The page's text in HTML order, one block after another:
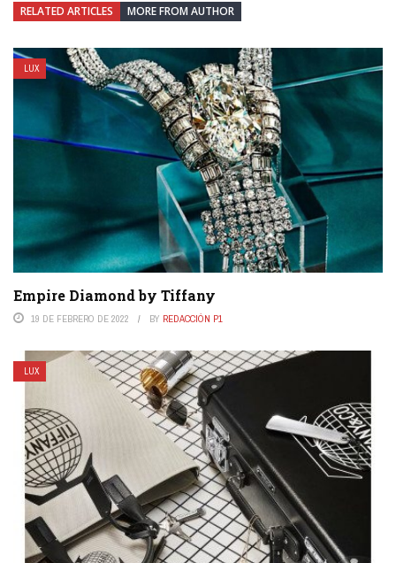
RELATED ARTICLES MORE FROM AUTHOR
LUX
Empire Diamond by Tiffany
19 DE FEBRERO DE 2022 BY REDACCIÓN P1
LUX